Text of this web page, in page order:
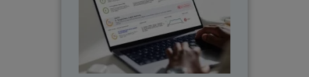
Scopri le funzioni di visibilità dei rischi e
delle minacce di ThreatSync+ SaaS per i
tuoi ambienti Microsoft 365.